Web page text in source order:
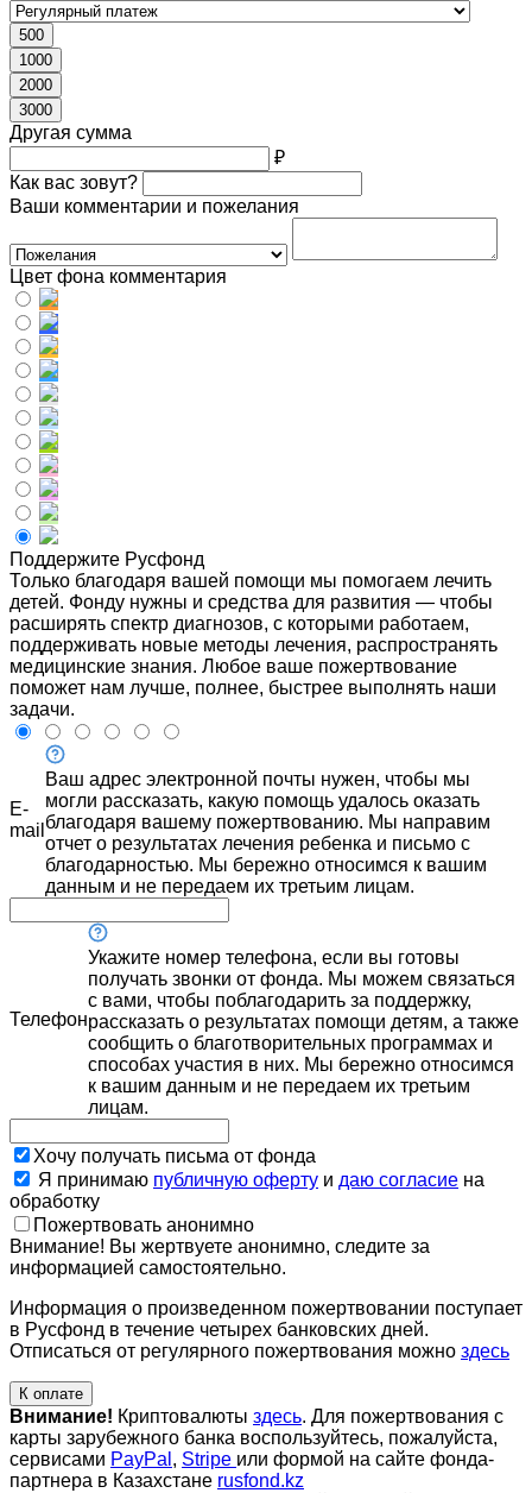
500
1000
2000
3000
Другая сумма
₽
Как вас зовут?
Ваши комментарии и пожелания
Цвет фона комментария
Поддержите Русфонд
Только благодаря вашей помощи мы помогаем лечить
детей. Фонду нужны и средства для развития — чтобы
расширять спектр диагнозов, с которыми работаем,
поддерживать новые методы лечения, распространять
медицинские знания. Любое ваше пожертвование
поможет нам лучше, полнее, быстрее выполнять наши
задачи.
E-
mail
Ваш адрес электронной почты нужен, чтобы мы
могли рассказать, какую помощь удалось оказать
благодаря вашему пожертвованию. Мы направим
отчет о результатах лечения ребенка и письмо с
благодарностью. Мы бережно относимся к вашим
данным и не передаем их третьим лицам.
Телефон
Укажите номер телефона, если вы готовы
получать звонки от фонда. Мы можем связаться
с вами, чтобы поблагодарить за поддержку,
рассказать о результатах помощи детям, а также
сообщить о благотворительных программах и
способах участия в них. Мы бережно относимся
к вашим данным и не передаем их третьим
лицам.
Хочу получать письма от фонда
Я принимаю публичную оферту и даю согласие на
обработку
Пожертвовать анонимно
Внимание! Вы жертвуете анонимно, следите за
информацией самостоятельно.
Информация о произведенном пожертвовании поступает
в Русфонд в течение четырех банковских дней.
Отписаться от регулярного пожертвования можно здесь
К оплате
Внимание! Криптовалюты здесь. Для пожертвования с
карты зарубежного банка воспользуйтесь, пожалуйста,
сервисами PayPal , Stripe или формой на сайте фонда-
партнера в Казахстане rusfond.kz